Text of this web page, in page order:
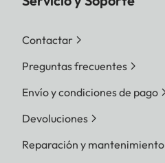
Contactar
Preguntas frecuentes
Envío y condiciones de pago
Devoluciones
Reparación y mantenimiento